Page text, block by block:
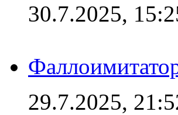
30.7.2025,
29.7.2025,